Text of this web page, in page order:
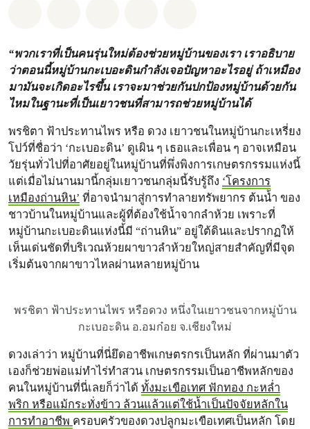
“พวกเราที่เป็นคนรุ่นใหม่ต้องช่วยหมู่บ้านของเรา เราอธิบาย
ว่าตอนนี้หมู่บ้านกะเบอะดินกำลังเจอปัญหาอะไรอยู่ ถ้าเหมือง
มามันจะเกิดอะไรขึ้น เราจะมาช่วยกันปกป้องหมู่บ้านด้วยกัน
ไหมในฐานะที่เป็นเยาวชนที่สามารถช่วยหมู่บ้านได้
พรชิตา ฟ้าประทานไพร หรือ ดวง เยาวชนในหมู่บ้านกะเหรี่ยง
โปว์ที่ชื่อว่า ‘กะเบอะดิน’ ดูเผิน ๆ เธอและเพื่อน ๆ อาจเหมือน
วัยรุ่นทั่วไปที่อาศัยอยู่ในหมู่บ้านที่พึ่งพิงการเกษตรกรรมแห่งนี้
แต่เมื่อไม่นานมานี้กลุ่มเยาวชนกลุ่มนี้รับรู้ถึง ‘โครงการ
เหมืองถ่านหิน’ ที่อาจนำมาสู่การทำลายทรัพยากร ต้นน้ำ ของ
ชาวบ้านในหมู่บ้านและผู้ที่ต้องใช้น้ำจากลำห้วย เพราะที่
หมู่บ้านกะเบอะดินแห่งนี้มี “ถ่านหิน” อยู่ใต้ดินและปรากฏให้
เห็นเด่นชัดที่บริเวณห้วยผาขาวลำห้วยใหญ่สายสำคัญที่มีจุด
เริ่มต้นจากผาขาวไหลผ่านหลายหมู่บ้าน
พรชิตา ฟ้าประทานไพร หรือดวง หนึ่งในเยาวชนจากหมู่บ้าน
กะเบอะดิน อ.อมก๋อย จ.เชียงใหม่
ดวงเล่าว่า หมู่บ้านที่นี่ยึดอาชีพเกษตรกรเป็นหลัก ที่ผ่านมาตัว
เองก็ช่วยพ่อแม่ทำไร่ทำสวน เกษตรกรรมเป็นอาชีพหลักของ
คนในหมู่บ้านที่นี่เลยก็ว่าได้ ทั้งมะเขือเทศ ฟักทอง กะหล่ำ
พริก หรือแม้กระทั่งข้าว ล้วนแล้วแต่ใช้น้ำเป็นปัจจัยหลักใน
การทำอาชีพ ครอบครัวของดวงปลูกมะเขือเทศเป็นหลัก โดย